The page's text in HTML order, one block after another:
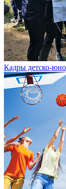
Кадры детско-